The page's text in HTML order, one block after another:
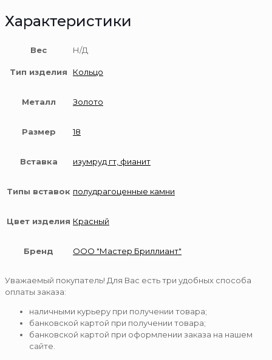
Характеристики
Вес Н/Д
Тип изделия Кольцо
Металл Золото
Размер 18
Вставка изумруд гт, фианит
Типы вставок полудрагоценные камни
Цвет изделия Красный
Бренд ООО "Мастер Бриллиант"
Уважаемый покупатель! Для Вас есть три удобных способа
оплаты заказа:
наличными курьеру при получении товара;
банковской картой при получении товара;
банковской картой при оформлении заказа на нашем
сайте.